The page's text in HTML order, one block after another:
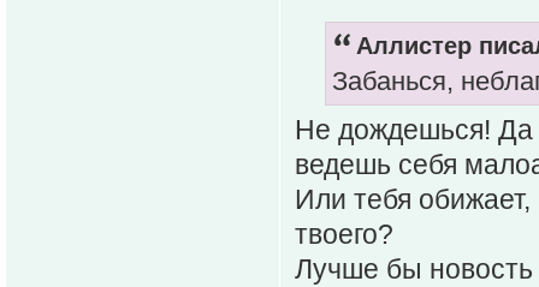
Аллистер
Забанься,
Не дождешься! Да
ведешь себя
Или тебя
твоего?
Лучше бы новость